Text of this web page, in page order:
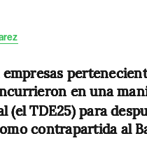
empresas
en una
TDE25) para
contrapartida al